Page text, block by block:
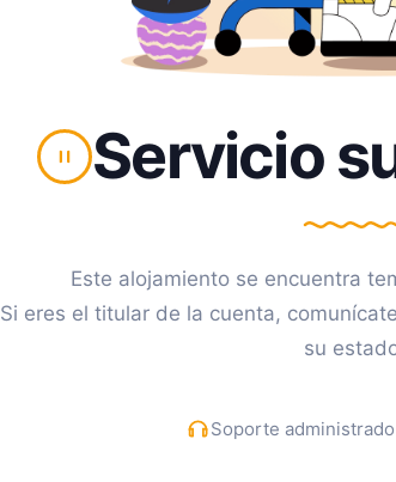
Servicio
Este alojamiento se encuentra
Si eres el titular de la cuenta,
su
Soporte